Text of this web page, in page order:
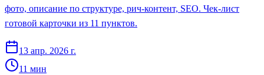
фото, описание по структуре, рич-контент, SEO. Чек-лист
готовой карточки из 11 пунктов.
13 апр. 2026 г.
11 мин